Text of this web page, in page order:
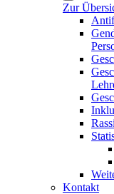
Zur
Kontakt